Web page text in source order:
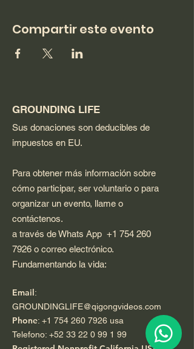
Compartir este evento
GROUNDING LIFE
Sus donaciones son deducibles de
impuestos en EU.
Para obtener más información sobre
cómo participar, ser voluntario o para
organizar un evento, llame o
contáctenos.
a través de Whats App +1 754 260
7926 o correo electrónico.
Fundamentando la vida:
Email:
GROUNDINGLIFE@qigongvideos.com
Phone: +1 754 260 7926 usa
Telefono: +52 33 22 0 99 1 99